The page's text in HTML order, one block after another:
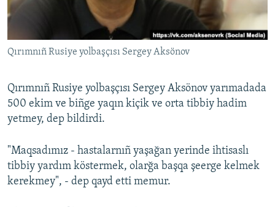
Українською
Qırımnıñ Rusiye yolbaşçısı Sergey Aksönov
Qırımnıñ Rusiye yolbaşçısı Sergey Aksönov yarımadada
500 ekim ve biñge yaqın kiçik ve orta tibbiy hadim
yetmey, dep bildirdi.
"Maqsadımız - hastalarnıñ yaşağan yerinde ihtisaslı
tibbiy yardım köstermek, olarğa başqa şeerge kelmek
kerekmey", - dep qayd etti memur.